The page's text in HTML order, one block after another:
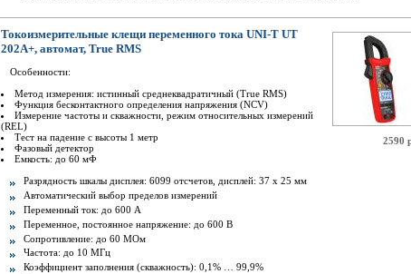
2590
Токоизмерительные клещи переменного тока UNI-T UT
202A+, автомат, True RMS
Особенности:
Метод измерения: истинный среднеквадратичный (True RMS)
Функция бесконтактного определения напряжения (NCV)
Измерение частоты и скважности, режим относительных измерений
(REL)
Тест на падение с высоты 1 метр
Фазовый детектор
Емкость: до 60 мФ
Разрядность шкалы дисплея: 6099 отсчетов, дисплей: 37 х 25 мм
Автоматический выбор пределов измерений
Переменный ток: до 600 А
Переменное, постоянное напряжение: до 600 В
Сопротивление: до 60 МОм
Частота: до 10 МГц
Коэффициент заполнения (скважность): 0,1% … 99,9%